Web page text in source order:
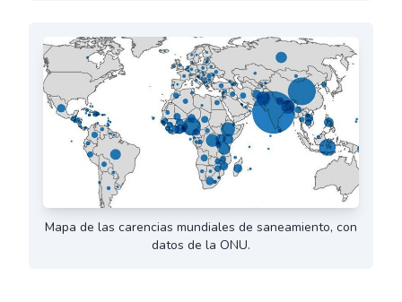
Mapa de las carencias mundiales de saneamiento, con
datos de la ONU.